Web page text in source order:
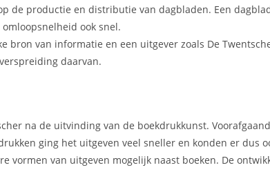
de productie en distributie van dagbladen. Een
ook snel.
bron van informatie en een uitgever zoals De
daarvan.
na de uitvinding van de boekdrukkunst.
ging het uitgeven veel sneller en konden er dus
vormen van uitgeven mogelijk naast boeken. De